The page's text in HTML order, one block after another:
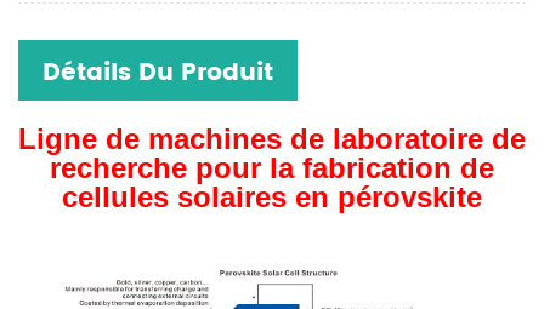
Détails Du Produit
Ligne de machines de laboratoire de
recherche pour la fabrication de
cellules solaires en pérovskite